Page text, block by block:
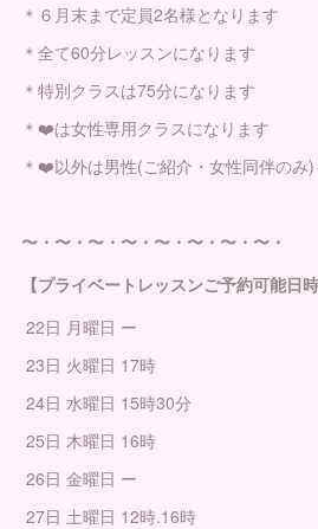
＊６月末まで定員2名様となります
＊全て60分レッスンになります
＊特別クラスは75分になります
＊❤️は女性専用クラスになります
＊❤️以外は男性(ご紹介・女性同伴のみ
〜・〜・〜・〜・〜・〜・〜・〜・
【プライベートレッスンご予約可能日時
22日 月曜日 ー
23日 火曜日 17時
24日 水曜日 15時30分
25日 木曜日 16時
26日 金曜日 ー
27日 土曜日 12時.16時